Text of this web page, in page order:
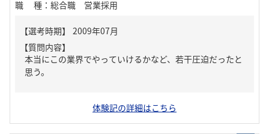
職種 ： 総合職 営業採用
【質問内容】
本当にこの業界でやっていけるかなど、若干圧迫だったと
思う。
体験記の詳細はこちら